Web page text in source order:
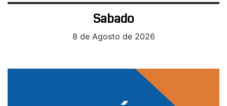
Sabado
8 de Agosto de 2026